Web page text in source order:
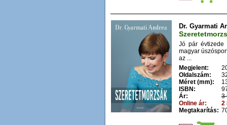
Dr. Gyarmati
Jó pár évtizede
magyar
az ...
Megjelent:
Oldalszám:
Méret (mm):
ISBN:
Ár:
3
Online ár:
2
Megtakarítás: